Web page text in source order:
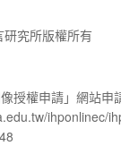
究所版權所有
授權申請」網站申
ihponlinec/